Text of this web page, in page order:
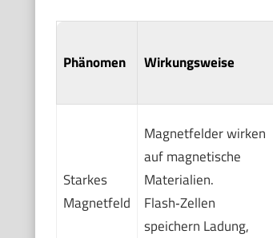
Phänomen Wirkungsweise
Starkes
Magnetfeld
Magnetfelder wirken
auf magnetische
Materialien.
Flash‑Zellen
speichern Ladung,